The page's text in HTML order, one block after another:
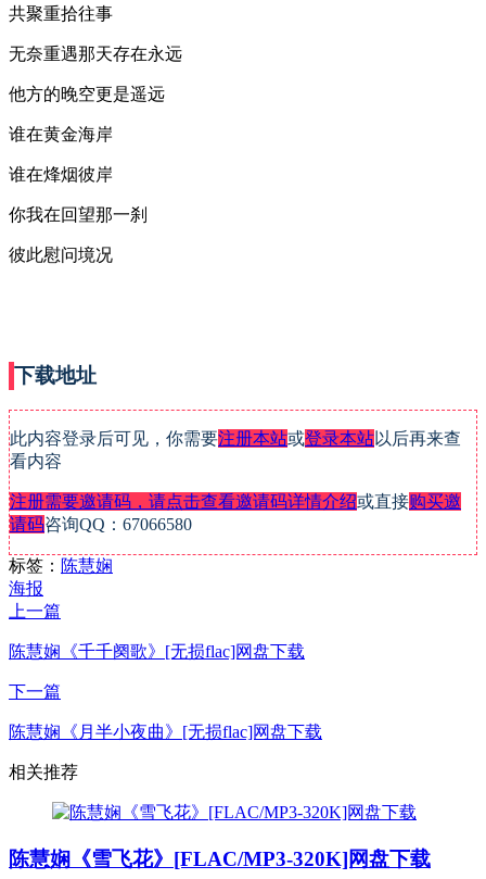
共聚重拾往事
无奈重遇那天存在永远
他方的晚空更是遥远
谁在黄金海岸
谁在烽烟彼岸
你我在回望那一刹
彼此慰问境况
下载地址
此内容登录后可见，你需要注册本站或登录本站以后再来查
看内容
注册需要邀请码，请点击查看邀请码详情介绍或直接购买邀
请码咨询QQ：67066580
标签： 陈慧娴
海报
上一篇
陈慧娴《千千阕歌》[无损flac]网盘下载
下一篇
陈慧娴《月半小夜曲》[无损flac]网盘下载
相关推荐
陈慧娴《雪飞花》[FLAC/MP3-320K]网盘下载